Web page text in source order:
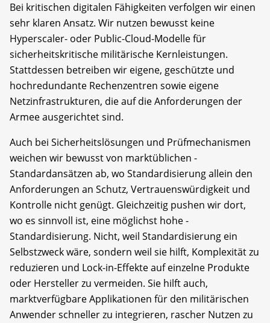
Bei kritischen digitalen Fähigkeiten verfolgen wir einen
sehr klaren Ansatz. Wir nutzen bewusst keine
Hyperscaler- oder Public-Cloud-Modelle für
sicherheitskritische militärische Kernleistungen.
Stattdessen betreiben wir eigene, geschützte und
hochredundante Rechenzentren sowie eigene
Netzinfrastrukturen, die auf die Anforderungen der
Armee ausgerichtet sind.
Auch bei Sicherheitslösungen und Prüfmechanismen
weichen wir bewusst von marktüblichen ­
Standardansätzen ab, wo Standardisierung allein den
Anforderungen an Schutz, Vertrauenswürdigkeit und
Kontrolle nicht genügt. Gleichzeitig pushen wir dort,
wo es sinnvoll ist, eine möglichst hohe ­
Standardisierung. Nicht, weil Standardisierung ein
Selbstzweck wäre, sondern weil sie hilft, Komplexität zu
reduzieren und Lock-in-Effekte auf einzelne Produkte
oder Hersteller zu vermeiden. Sie hilft auch,
marktverfügbare Applikationen für den militärischen
Anwender schneller zu integrieren, rascher Nutzen zu